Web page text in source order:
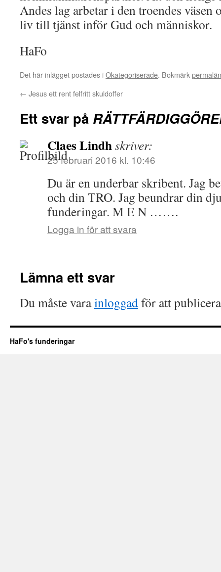
Andes lag arbetar i den troendes väsen
liv till tjänst inför Gud och människor.
HaFo
Det här inlägget postades iOkategoriserade. Bokmärk
← Jesus ett rent felfritt skuldoffer
Ett svar på
Claes Lindhskriver:
25 februari 2016 kl. 10:46
Du är en underbar skribent. Jag
och din TRO. Jag beundrar din
funderingar. M E N …….
Logga in för att svara
Lämna ett svar
Du måste varainloggadför att
HaFo's funderingar